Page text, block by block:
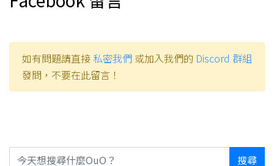
如有問題請直接私密我們 或加入我們的 Discord 群組
發問，不要在此留言！
搜尋